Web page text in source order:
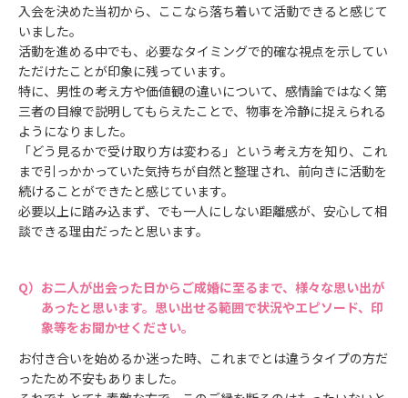
入会を決めた当初から、ここなら落ち着いて活動できると感じて
いました。
活動を進める中でも、必要なタイミングで的確な視点を示してい
ただけたことが印象に残っています。
特に、男性の考え方や価値観の違いについて、感情論ではなく第
三者の目線で説明してもらえたことで、物事を冷静に捉えられる
ようになりました。
「どう見るかで受け取り方は変わる」という考え方を知り、これ
まで引っかかっていた気持ちが自然と整理され、前向きに活動を
続けることができたと感じています。
必要以上に踏み込まず、でも一人にしない距離感が、安心して相
談できる理由だったと思います。
お二人が出会った日からご成婚に至るまで、様々な思い出が
あったと思います。思い出せる範囲で状況やエピソード、印
象等をお聞かせください。
お付き合いを始めるか迷った時、これまでとは違うタイプの方だ
ったため不安もありました。